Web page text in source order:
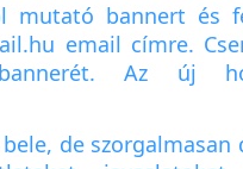
mutató bannert és
email címre.
Az új
de szorgalmasan